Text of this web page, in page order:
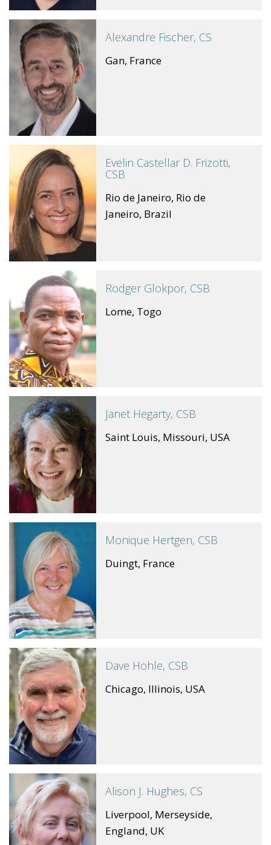
Alexandre Fischer, CS
Gan, France
Evelin Castellar D. Frizotti,
CSB
Rio de Janeiro, Rio de
Janeiro, Brazil
Rodger Glokpor, CSB
Lome, Togo
Janet Hegarty, CSB
Saint Louis, Missouri, USA
Monique Hertgen, CSB
Duingt, France
Dave Hohle, CSB
Chicago, Illinois, USA
Alison J. Hughes, CS
Liverpool, Merseyside,
England, UK